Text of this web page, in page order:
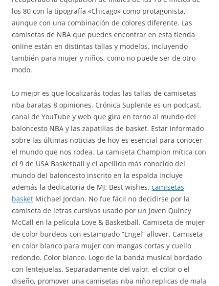
los 80 con la tipografía «Chicago» como protagonista,
aunque con una combinación de colores diferente. Las
camisetas de NBA que puedes encontrar en esta tienda
online están en distintas tallas y modelos, incluyendo
también para mujer y niños, como no puede ser de otro
modo.
Lo mejor es que localizarás todas las tallas de camisetas
nba baratas 8 opiniones. Crónica Suplente es un podcast,
canal de YouTube y web que gira en torno al mundo del
baloncesto NBA y las zapatillas de basket. Estar informado
sobre las últimas noticias de hoy es esencial para conocer
el mundo que nos rodea. La camiseta Champion mítica con
el 9 de USA Basketball y el apellido más conocido del
mundo del baloncesto inscrito en la espalda incluye
además la dedicatoria de MJ: Best wishes, camisetas
basket Michael Jordan. No fue fácil no decidirse por la
camiseta de letras cursivas usado por un joven Quincy
McCall en la película Love & Basketball. Camiseta de mujer
de color burdeos con estampado ”Engel” allover. Camiseta
en color blanco para mujer con mangas cortas y cuello
redondo. Color blanco. Logo de la banda musical bordado
con lentejuelas. Separadamente del valor, el color o el
diseño, promover una camisetas nba niño replicas de mala